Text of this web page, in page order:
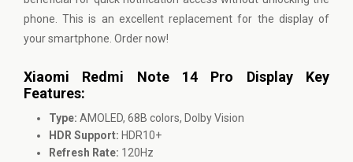
phone. This is an excellent replacement for the display of
your smartphone. Order now!
Xiaomi Redmi Note 14 Pro Display Key
Features:
Type: AMOLED, 68B colors, Dolby Vision
HDR Support: HDR10+
Refresh Rate: 120Hz